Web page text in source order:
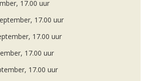
17.00 uur
17.00 uur
17.00 uur
17.00 uur
17.00 uur